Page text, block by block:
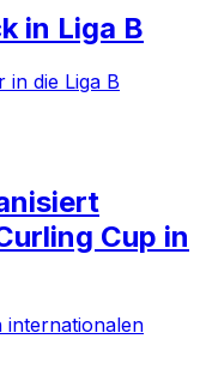
in Liga B
in die Liga B
Cup in
internationalen